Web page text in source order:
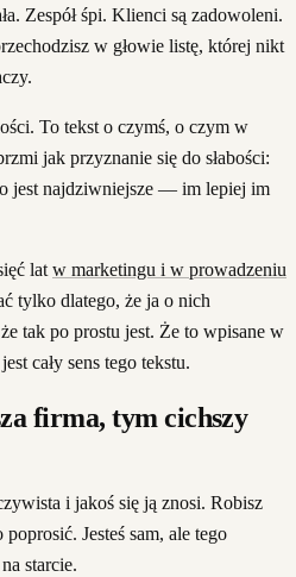
Zespół śpi. Klienci są zadowoleni.
w głowie listę, której nikt
To tekst o czymś, o czym w
jak przyznanie się do słabości:
jest najdziwniejsze — im lepiej im
lat w marketingu i w prowadzeniu
tylko dlatego, że ja o nich
że tak po prostu jest. Że to wpisane w
cały sens tego tekstu.
firma, tym cichszy
i jakoś się ją znosi. Robisz
Jesteś sam, ale tego
starcie.